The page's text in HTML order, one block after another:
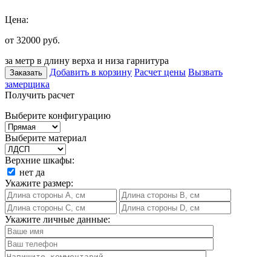
Цена:
от 32000 руб.
за метр в длину верха и низа гарнитура
Заказать Добавить в корзину Расчет цены Вызвать
замерщика
Получить расчет
Выберите конфигурацию
Выберите материал
Верхние шкафы:
нет да
Укажите размер:
Укажите личные данные: